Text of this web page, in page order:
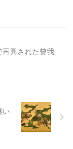
興された曾我
い